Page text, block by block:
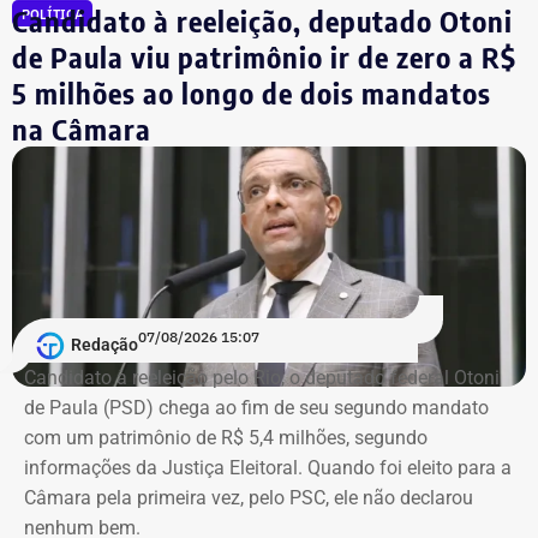
redução da burocracia e o fortalecimento dos pequenos
empreendedores.
O economista também ocupava a vice-presidência da
Sociedade Nacional de Agricultura; integrava a Academia
Nacional de Agricultura; e era membro do Instituto Brasileiro
de Economia, da Fundação Getulio Vargas (FGV).
Governo do estado emitiu nota de pesar
Em nota, o governador em exercício do Rio, Ricardo Couto,
manifestou solidariedade aos familiares e amigos do
economista.
“O Brasil perde um dos grandes nomes da economia e da
formulação de políticas públicas voltadas ao
desenvolvimento. Tito Bruno Ryff deixa um legado construído
POLÍTICA
Candidato à reeleição, deputado Otoni
de Paula viu patrimônio ir de zero a R$
5 milhões ao longo de dois mandatos
na Câmara
Redação07/08/2026 15:07
Candidato à reeleição pelo Rio, o deputado federal Otoni
de Paula (PSD) chega ao fim de seu segundo mandato
com um patrimônio de R$ 5,4 milhões, segundo
informações da Justiça Eleitoral. Quando foi eleito para a
Câmara pela primeira vez, pelo PSC, ele não declarou
nenhum bem.